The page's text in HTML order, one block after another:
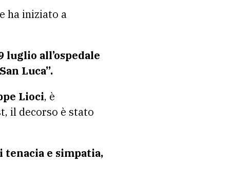
ha iniziato a
luglio all’ospedale
Luca”.
Lioci, è
il decorso è stato
tenacia e simpatia,